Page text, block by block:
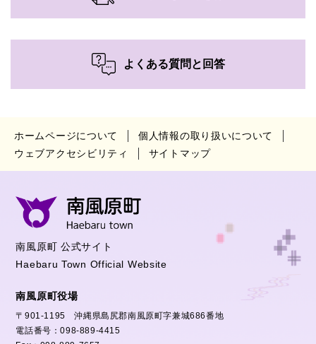
よくある質問と回答
ホームページについて
個人情報の取り扱いについて
ウェブアクセシビリティ
サイトマップ
南風原町 公式サイト
Haebaru Town Official Website
南風原町役場
〒901-1195 沖縄県島尻郡南風原町字兼城686番地
電話番号：098-889-4415